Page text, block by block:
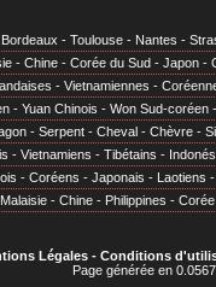
Bordeaux - Toulouse - Nantes -
- Chine - Corée du Sud - Japon -
- Vietnamiennes -
- Yuan Chinois - Won Sud-coréen
- Serpent - Cheval - Chèvre -
- Vietnamiens - Tibétains -
- Coréens - Japonais - Laotiens
Malaisie - Chine - Philippines - Corée
Légales- Conditions
Page générée en